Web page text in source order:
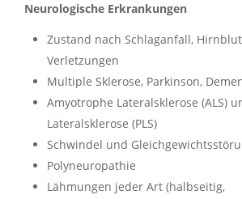
Neurologische Erkrankungen
Zustand nach Schlaganfall,
Verletzungen
Multiple Sklerose, Parkinson,
Amyotrophe Lateralsklerose (ALS)
Lateralsklerose (PLS)
Schwindel und
Polyneuropathie
Lähmungen jeder Art (halbseitig,